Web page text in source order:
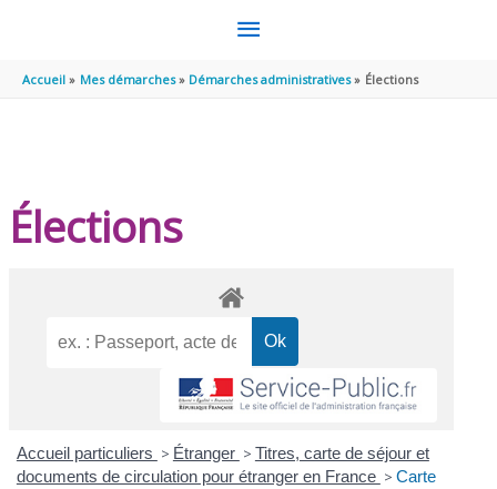
MENU
PRINCIPAL
Accueil Mes démarches Démarches administratives Élections
Élections
Accueil particuliers > Étranger > Titres, carte de séjour et
documents de circulation pour étranger en France > Carte